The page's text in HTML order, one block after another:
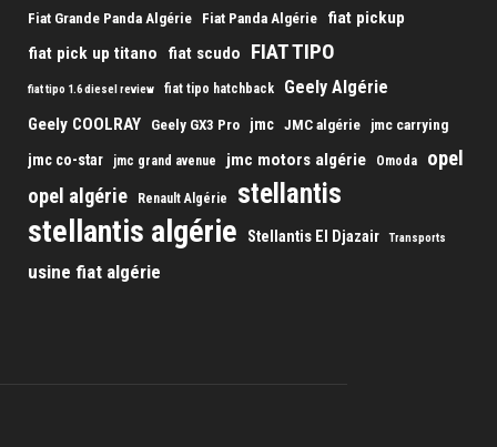
Fiat Grande Panda Algérie Fiat Panda Algérie
fiat pickup
fiat pick up titano
fiat scudo FIAT TIPO
fiat tipo 1.6 diesel review fiat tipo hatchback Geely Algérie
Geely COOLRAY Geely GX3 Pro jmc JMC algérie jmc carrying
jmc co-star jmc grand avenue jmc motors algérie Omoda
opel
opel algérie
Renault Algérie stellantis
stellantis algérie Stellantis El Djazair Transports
usine fiat algérie